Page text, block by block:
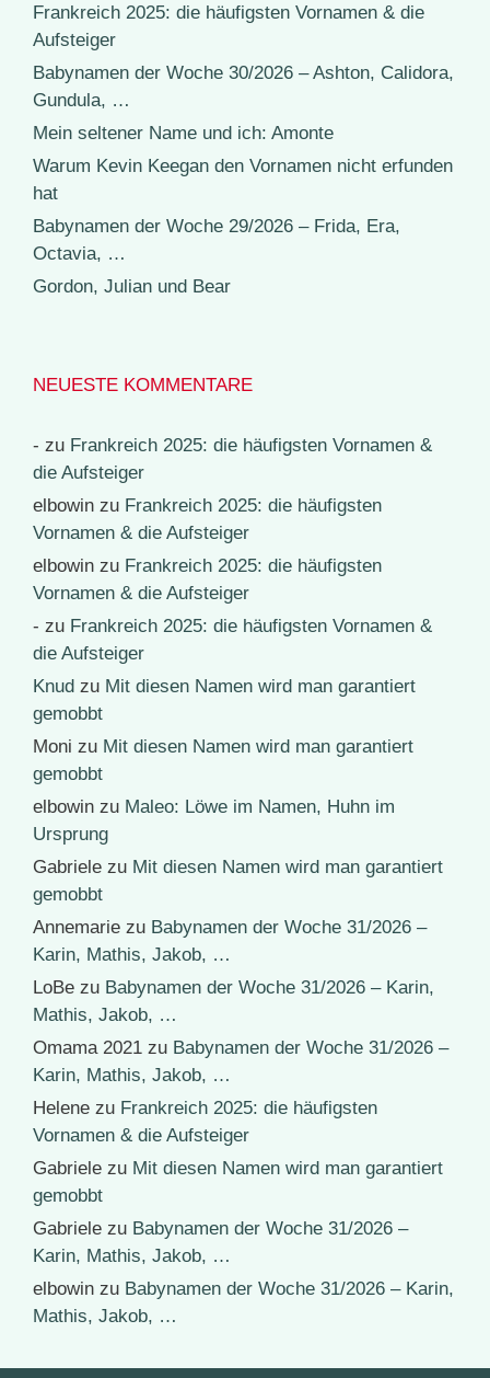
Frankreich 2025: die häufigsten Vornamen & die
Aufsteiger
Babynamen der Woche 30/2026 – Ashton, Calidora,
Gundula, …
Mein seltener Name und ich: Amonte
Warum Kevin Keegan den Vornamen nicht erfunden
hat
Babynamen der Woche 29/2026 – Frida, Era,
Octavia, …
Gordon, Julian und Bear
NEUESTE KOMMENTARE
- zu Frankreich 2025: die häufigsten Vornamen &
die Aufsteiger
elbowin zu Frankreich 2025: die häufigsten
Vornamen & die Aufsteiger
elbowin zu Frankreich 2025: die häufigsten
Vornamen & die Aufsteiger
- zu Frankreich 2025: die häufigsten Vornamen &
die Aufsteiger
Knud zu Mit diesen Namen wird man garantiert
gemobbt
Moni zu Mit diesen Namen wird man garantiert
gemobbt
elbowin zu Maleo: Löwe im Namen, Huhn im
Ursprung
Gabriele zu Mit diesen Namen wird man garantiert
gemobbt
Annemarie zu Babynamen der Woche 31/2026 –
Karin, Mathis, Jakob, …
LoBe zu Babynamen der Woche 31/2026 – Karin,
Mathis, Jakob, …
Omama 2021 zu Babynamen der Woche 31/2026 –
Karin, Mathis, Jakob, …
Helene zu Frankreich 2025: die häufigsten
Vornamen & die Aufsteiger
Gabriele zu Mit diesen Namen wird man garantiert
gemobbt
Gabriele zu Babynamen der Woche 31/2026 –
Karin, Mathis, Jakob, …
elbowin zu Babynamen der Woche 31/2026 – Karin,
Mathis, Jakob, …